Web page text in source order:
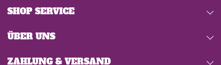
SHOP SERVICE
ÜBER UNS
ZAHLUNG & VERSAND